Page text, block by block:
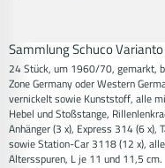
Sammlung Schuco
24 Stück, um 1960/70, gemarkt,
Zone Germany oder Western
vernickelt sowie Kunststoff, alle
Hebel und Stoßstange,
Anhänger (3 x), Express 314 (6
sowie Station-Car 3118 (12 x),
Altersspuren, L je 11 und 11,5 cm.